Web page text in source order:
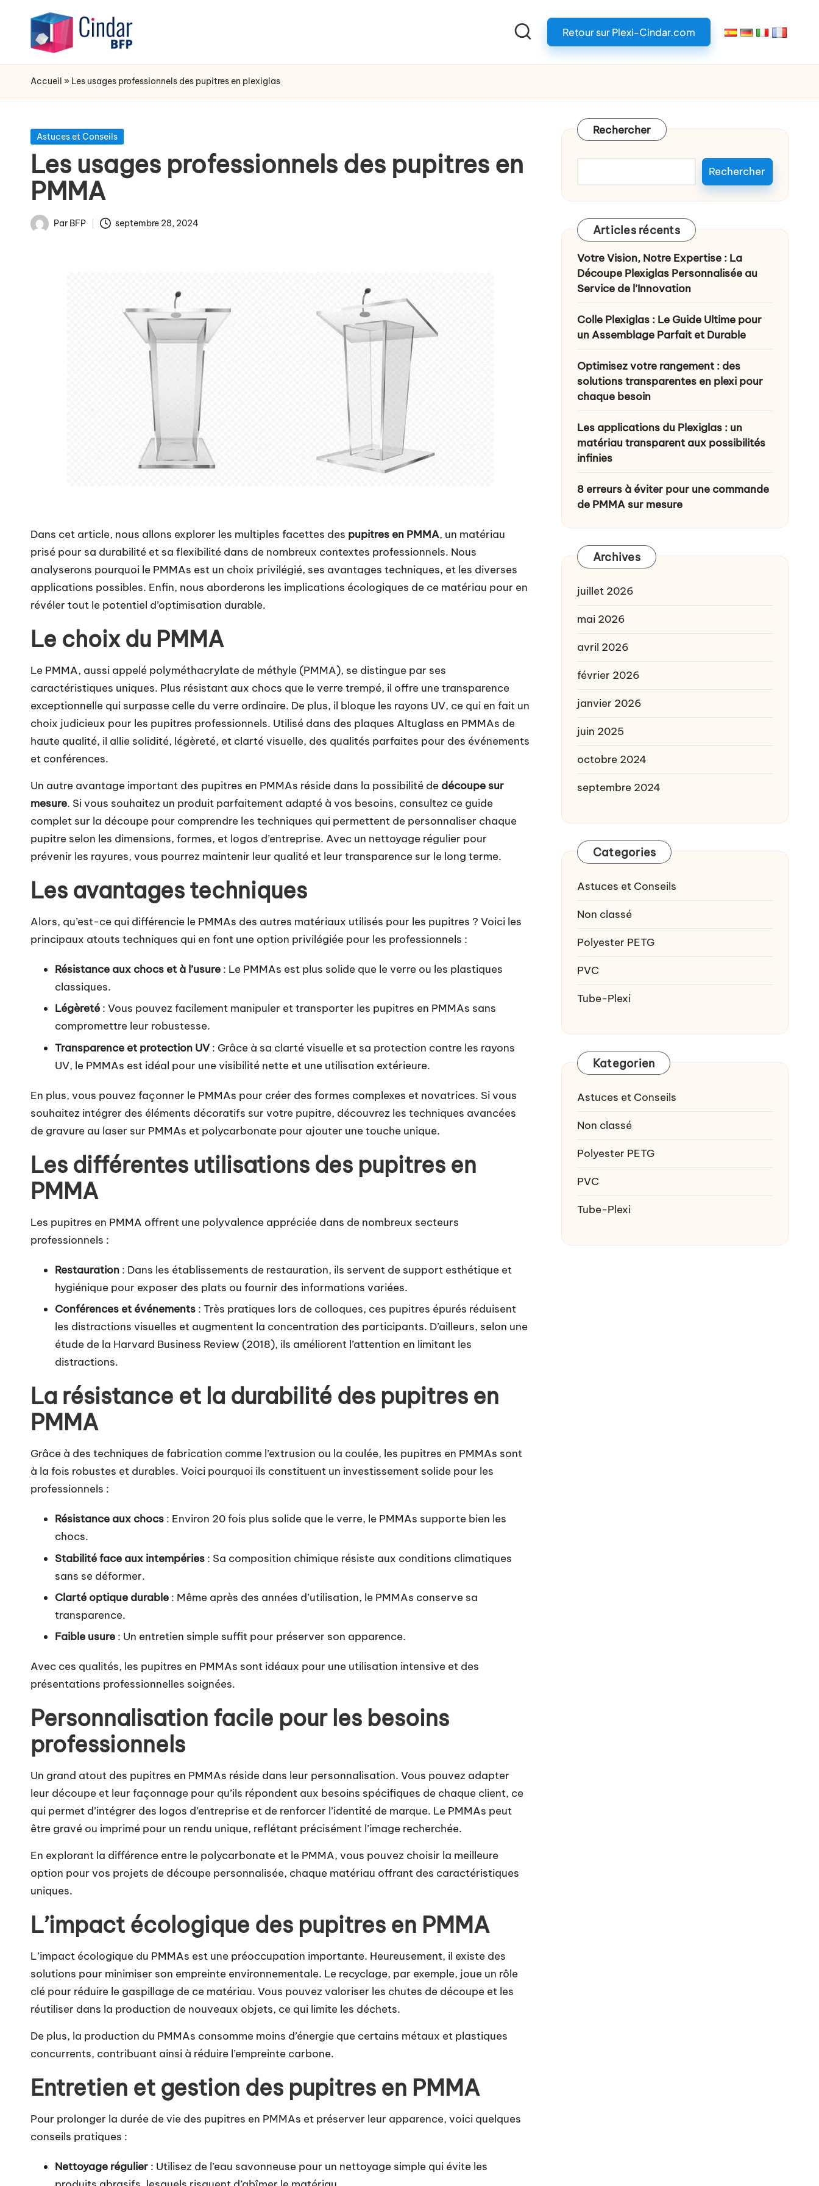
content
B
l
o
g
P
l
e
x
Retour sur Plexi-Cindar.com
Accueil » Les usages professionnels des pupitres en plexiglas
Posted
Astuces et Conseils
Les usages professionnels des pupitres en
PMMA
Par BFP septembre 28, 2024
Dans cet article, nous allons explorer les multiples facettes des pupitres en PMMA, un matériau
prisé pour sa durabilité et sa flexibilité dans de nombreux contextes professionnels. Nous
analyserons pourquoi le PMMAs est un choix privilégié, ses avantages techniques, et les diverses
applications possibles. Enfin, nous aborderons les implications écologiques de ce matériau pour en
révéler tout le potentiel d’optimisation durable.
Le choix du PMMA
Le PMMA, aussi appelé polyméthacrylate de méthyle (PMMA), se distingue par ses
caractéristiques uniques. Plus résistant aux chocs que le verre trempé, il offre une transparence
exceptionnelle qui surpasse celle du verre ordinaire. De plus, il bloque les rayons UV, ce qui en fait un
choix judicieux pour les pupitres professionnels. Utilisé dans des plaques Altuglass en PMMAs de
haute qualité, il allie solidité, légèreté, et clarté visuelle, des qualités parfaites pour des événements
et conférences.
Un autre avantage important des pupitres en PMMAs réside dans la possibilité de découpe sur
mesure. Si vous souhaitez un produit parfaitement adapté à vos besoins, consultez ce guide
complet sur la découpe pour comprendre les techniques qui permettent de personnaliser chaque
pupitre selon les dimensions, formes, et logos d’entreprise. Avec un nettoyage régulier pour
prévenir les rayures, vous pourrez maintenir leur qualité et leur transparence sur le long terme.
Les avantages techniques
Alors, qu’est-ce qui différencie le PMMAs des autres matériaux utilisés pour les pupitres ? Voici les
principaux atouts techniques qui en font une option privilégiée pour les professionnels :
Résistance aux chocs et à l’usure : Le PMMAs est plus solide que le verre ou les plastiques
classiques.
Légèreté : Vous pouvez facilement manipuler et transporter les pupitres en PMMAs sans
compromettre leur robustesse.
Transparence et protection UV: Grâce à sa clarté visuelle et sa protection contre les rayons
UV, le PMMAs est idéal pour une visibilité nette et une utilisation extérieure.
En plus, vous pouvez façonner le PMMAs pour créer des formes complexes et novatrices. Si vous
souhaitez intégrer des éléments décoratifs sur votre pupitre, découvrez les techniques avancées
de gravure au laser sur PMMAs et polycarbonate pour ajouter une touche unique.
Les différentes utilisations des pupitres en
PMMA
Les pupitres en PMMA offrent une polyvalence appréciée dans de nombreux secteurs
professionnels :
Restauration : Dans les établissements de restauration, ils servent de support esthétique et
hygiénique pour exposer des plats ou fournir des informations variées.
Conférences et événements : Très pratiques lors de colloques, ces pupitres épurés réduisent
les distractions visuelles et augmentent la concentration des participants. D’ailleurs, selon une
étude de la Harvard Business Review (2018), ils améliorent l’attention en limitant les
distractions.
La résistance et la durabilité des pupitres en
PMMA
Grâce à des techniques de fabrication comme l’extrusion ou la coulée, les pupitres en PMMAs sont
à la fois robustes et durables. Voici pourquoi ils constituent un investissement solide pour les
professionnels :
Résistance aux chocs : Environ 20 fois plus solide que le verre, le PMMAs supporte bien les
chocs.
Stabilité face aux intempéries : Sa composition chimique résiste aux conditions climatiques
sans se déformer.
Clarté optique durable : Même après des années d’utilisation, le PMMAs conserve sa
transparence.
Faible usure : Un entretien simple suffit pour préserver son apparence.
Avec ces qualités, les pupitres en PMMAs sont idéaux pour une utilisation intensive et des
présentations professionnelles soignées.
Personnalisation facile pour les besoins
professionnels
Un grand atout des pupitres en PMMAs réside dans leur personnalisation. Vous pouvez adapter
leur découpe et leur façonnage pour qu’ils répondent aux besoins spécifiques de chaque client, ce
qui permet d’intégrer des logos d’entreprise et de renforcer l’identité de marque. Le PMMAs peut
être gravé ou imprimé pour un rendu unique, reflétant précisément l’image recherchée.
En explorant la différence entre le polycarbonate et le PMMA, vous pouvez choisir la meilleure
option pour vos projets de découpe personnalisée, chaque matériau offrant des caractéristiques
uniques.
L’impact écologique des pupitres en PMMA
L’impact écologique du PMMAs est une préoccupation importante. Heureusement, il existe des
solutions pour minimiser son empreinte environnementale. Le recyclage, par exemple, joue un rôle
clé pour réduire le gaspillage de ce matériau. Vous pouvez valoriser les chutes de découpe et les
réutiliser dans la production de nouveaux objets, ce qui limite les déchets.
De plus, la production du PMMAs consomme moins d’énergie que certains métaux et plastiques
concurrents, contribuant ainsi à réduire l’empreinte carbone.
Entretien et gestion des pupitres en PMMA
Pour prolonger la durée de vie des pupitres en PMMAs et préserver leur apparence, voici quelques
conseils pratiques :
Nettoyage régulier : Utilisez de l’eau savonneuse pour un nettoyage simple qui évite les
Rechercher
Rechercher
Articles récents
Votre Vision, Notre Expertise : La
Découpe Plexiglas Personnalisée au
Service de l’Innovation
Colle Plexiglas : Le Guide Ultime pour
un Assemblage Parfait et Durable
Optimisez votre rangement : des
solutions transparentes en plexi pour
chaque besoin
Les applications du Plexiglas : un
matériau transparent aux possibilités
infinies
8 erreurs à éviter pour une commande
de PMMA sur mesure
Archives
juillet 2026
mai 2026
avril 2026
février 2026
janvier 2026
juin 2025
octobre 2024
septembre 2024
Categories
Astuces et Conseils
Non classé
Polyester PETG
PVC
Tube-Plexi
Kategorien
Astuces et Conseils
Non classé
Polyester PETG
PVC
Tube-Plexi